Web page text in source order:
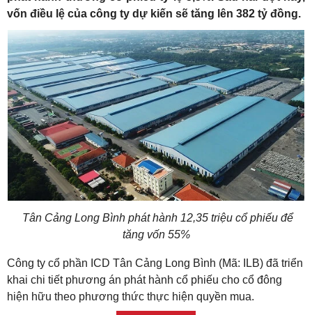
vốn điều lệ của công ty dự kiến sẽ tăng lên 382 tỷ đồng.
Tân Cảng Long Bình phát hành 12,35 triệu cổ phiếu để
tăng vốn 55%
Công ty cổ phần ICD Tân Cảng Long Bình (Mã: ILB) đã triển
khai chi tiết phương án phát hành cổ phiếu cho cổ đông
hiện hữu theo phương thức thực hiện quyền mua.